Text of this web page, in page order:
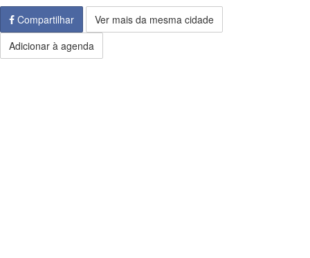
Compartilhar
Ver mais da mesma cidade
Adicionar à agenda